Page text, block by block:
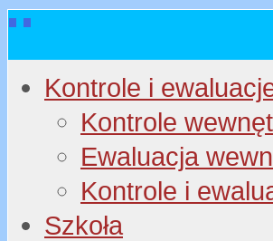
Kontrole i
Kontrole
Ewaluacja
Kontrole i
Szkoła